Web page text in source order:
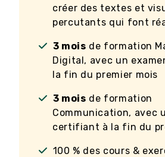
créer des textes et
percutants qui font
3 mois de formation
Digital, avec un
la fin du premier mois
3 mois de formation
Communication, avec
certifiant à la fin du
100 % des cours &